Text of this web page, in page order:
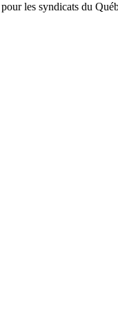
les syndicats du